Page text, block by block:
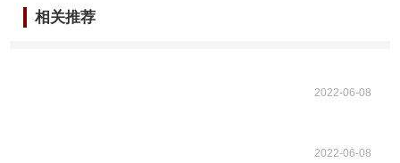
相关推荐
2022-06-08
2022-06-08